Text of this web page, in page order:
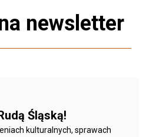
newsletter
Śląską!
kulturalnych, sprawach